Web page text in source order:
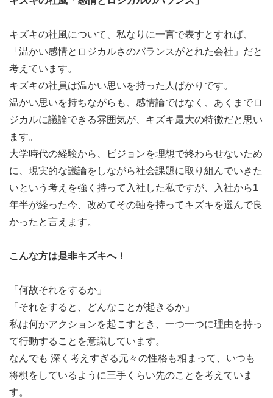
キズキの社風について、私なりに一言で表すとすれば、
「温かい感情とロジカルさのバランスがとれた会社」だと
考えています。
キズキの社員は温かい思いを持った人ばかりです。
温かい思いを持ちながらも、感情論ではなく、あくまでロ
ジカルに議論できる雰囲気が、キズキ最大の特徴だと思い
ます。
大学時代の経験から、ビジョンを理想で終わらせないため
に、現実的な議論をしながら社会課題に取り組んでいきた
いという考えを強く持って入社した私ですが、入社から1
年半が経った今、改めてその軸を持ってキズキを選んで良
かったと言えます。
こんな方は是非キズキへ！
「何故それをするか」
「それをすると、どんなことが起きるか」
私は何かアクションを起こすとき、一つ一つに理由を持っ
て行動することを意識しています。
なんでも 深く考えすぎる元々の性格も相まって、いつも
将棋をしているように三手くらい先のことを考えていま
す。